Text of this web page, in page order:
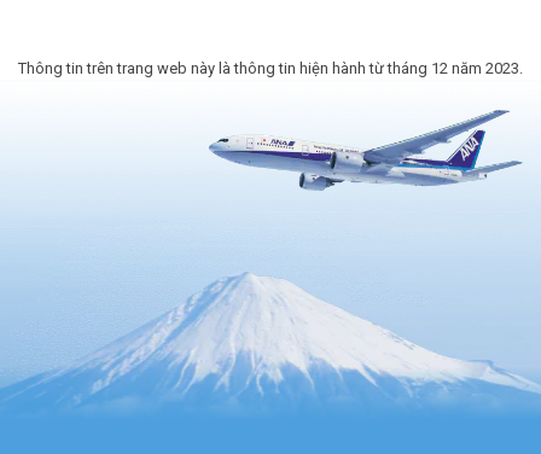
Thông tin trên trang web này là thông tin hiện hành từ tháng 12 năm 2023.